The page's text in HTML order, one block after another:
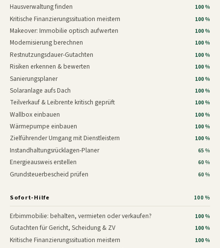
Hausverwaltung finden 100 %
Kritische Finanzierungssituation meistern 100 %
Makeover: Immobilie optisch aufwerten 100 %
Modernisierung berechnen 100 %
Restnutzungsdauer-Gutachten 100 %
Risiken erkennen & bewerten 100 %
Sanierungsplaner 100 %
Solaranlage aufs Dach 100 %
Teilverkauf & Leibrente kritisch geprüft 100 %
Wallbox einbauen 100 %
Wärmepumpe einbauen 100 %
Zielführender Umgang mit Dienstleistern 100 %
Instandhaltungsrücklagen-Planer 65 %
Energieausweis erstellen 60 %
Grundsteuerbescheid prüfen 60 %
Sofort-Hilfe 100 %
Erbimmobilie: behalten, vermieten oder verkaufen? 100 %
Gutachten für Gericht, Scheidung & ZV 100 %
Kritische Finanzierungssituation meistern 100 %